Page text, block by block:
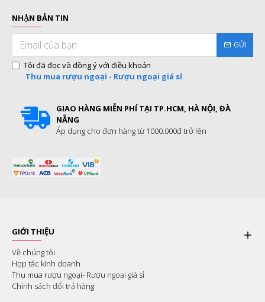
NHẬN BẢN TIN
GỬI
Tôi đã đọc và đồng ý với điều khoản
Thu mua rượu ngoại - Rượu ngoại giá sỉ
GIAO HÀNG MIỄN PHÍ TẠI TP.HCM, HÀ NỘI, ĐÀ
NẴNG
Áp dụng cho đơn hàng từ 1000.000đ trở lên
GIỚI THIỆU
Về chúng tôi
Hợp tác kinh doanh
Thu mua rượu ngoại- Rượu ngoại giá sỉ
Chính sách đổi trả hàng